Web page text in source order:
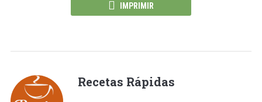
IMPRIMIR
Recetas Rápidas